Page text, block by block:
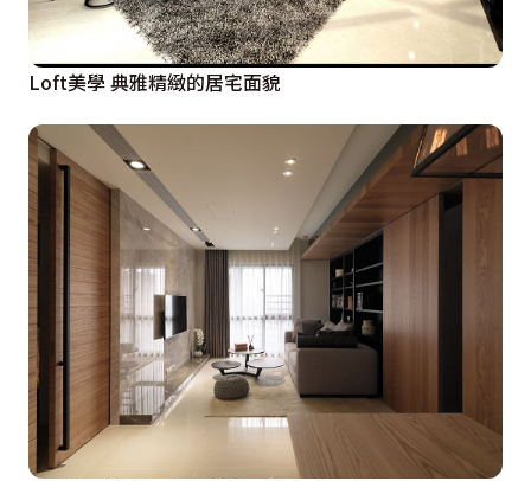
Loft美學 典雅精緻的居宅面貌